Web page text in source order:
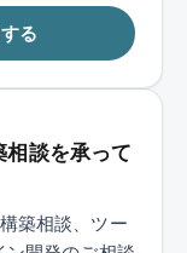
る
相談を承って
築相談、ツー